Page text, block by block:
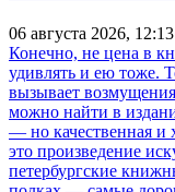
06 августа 2026, 12:13
Конечно, не цена в
удивлять и ею тоже.
вызывает
можно найти в
— но качественная и
это произведение
петербургские